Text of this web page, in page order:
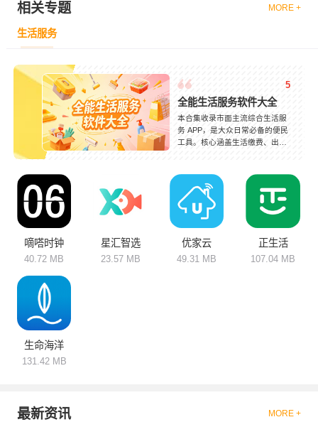
相关专题 MORE +
生活服务
5
全能生活服务软件大全
本合集收录市面主流综合生活服
务 APP，是大众日常必备的便民
工具。核心涵盖生活缴费、出行
各软件定位清晰，综合类覆盖全
场景生活服务，专项类主打单一
便民功能，轻量化高效好用。服
务资源丰富、更新及时，适配居
家生活、同城办事和日常消费等
各类场景。按需选用对应软件，
常办事流程，省时省力、便捷高
嘀嗒时钟
40.72 MB
星汇智选
23.57 MB
优家云
49.31 MB
正生活
107.04 MB
生命海洋
131.42 MB
最新资讯 MORE +